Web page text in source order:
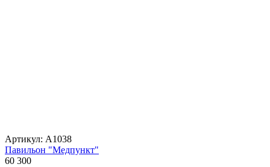
Артикул: А1038
Павильон "Медпункт"
60 300